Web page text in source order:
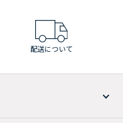
配送について